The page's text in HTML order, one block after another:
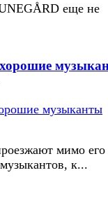
еще не
хорошие
мимо его
к...